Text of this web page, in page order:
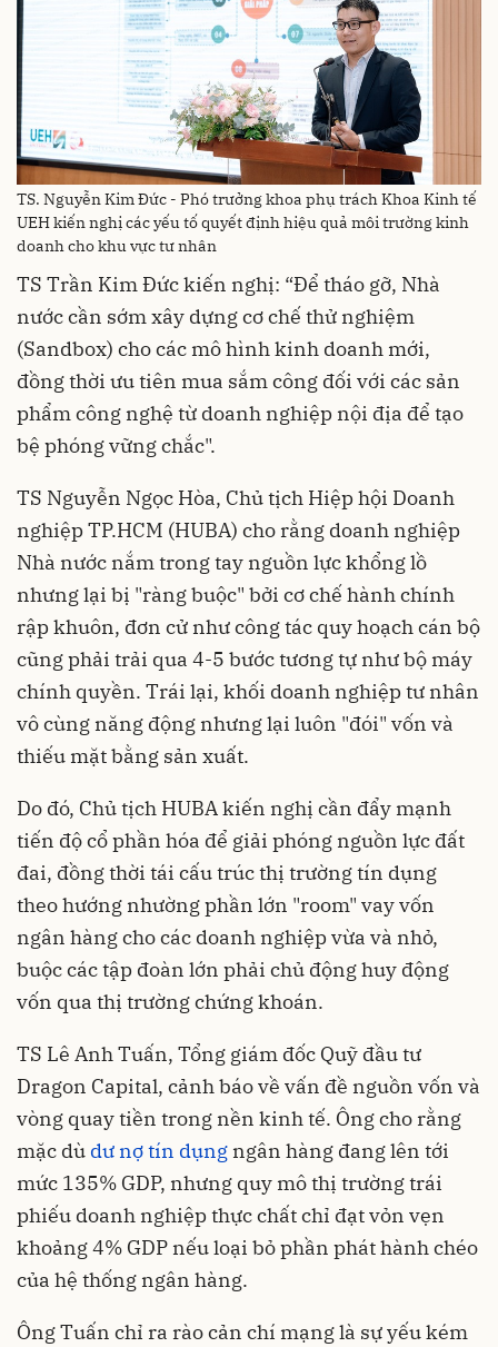
TS. Nguyễn Kim Đức - Phó trưởng khoa phụ trách Khoa Kinh tế
UEH kiến nghị các yếu tố quyết định hiệu quả môi trường kinh
doanh cho khu vực tư nhân
TS Trần Kim Đức kiến nghị: “Để tháo gỡ, Nhà
nước cần sớm xây dựng cơ chế thử nghiệm
(Sandbox) cho các mô hình kinh doanh mới,
đồng thời ưu tiên mua sắm công đối với các sản
phẩm công nghệ từ doanh nghiệp nội địa để tạo
bệ phóng vững chắc".
TS Nguyễn Ngọc Hòa, Chủ tịch Hiệp hội Doanh
nghiệp TP.HCM (HUBA) cho rằng doanh nghiệp
Nhà nước nắm trong tay nguồn lực khổng lồ
nhưng lại bị "ràng buộc" bởi cơ chế hành chính
rập khuôn, đơn cử như công tác quy hoạch cán bộ
cũng phải trải qua 4-5 bước tương tự như bộ máy
chính quyền. Trái lại, khối doanh nghiệp tư nhân
vô cùng năng động nhưng lại luôn "đói" vốn và
thiếu mặt bằng sản xuất.
Do đó, Chủ tịch HUBA kiến nghị cần đẩy mạnh
tiến độ cổ phần hóa để giải phóng nguồn lực đất
đai, đồng thời tái cấu trúc thị trường tín dụng
theo hướng nhường phần lớn "room" vay vốn
ngân hàng cho các doanh nghiệp vừa và nhỏ,
buộc các tập đoàn lớn phải chủ động huy động
vốn qua thị trường chứng khoán.
TS Lê Anh Tuấn, Tổng giám đốc Quỹ đầu tư
Dragon Capital, cảnh báo về vấn đề nguồn vốn và
vòng quay tiền trong nền kinh tế. Ông cho rằng
mặc dù dư nợ tín dụng ngân hàng đang lên tới
mức 135% GDP, nhưng quy mô thị trường trái
phiếu doanh nghiệp thực chất chỉ đạt vỏn vẹn
khoảng 4% GDP nếu loại bỏ phần phát hành chéo
của hệ thống ngân hàng.
Ông Tuấn chỉ ra rào cản chí mạng là sự yếu kém